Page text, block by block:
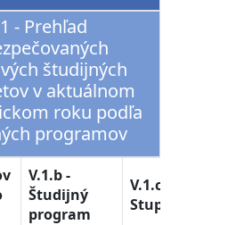
- Prehľad
študijných
v aktuálnom
roku podľa
programov
V.1.b -
Študijný
program
V.1.c -
Stupeň